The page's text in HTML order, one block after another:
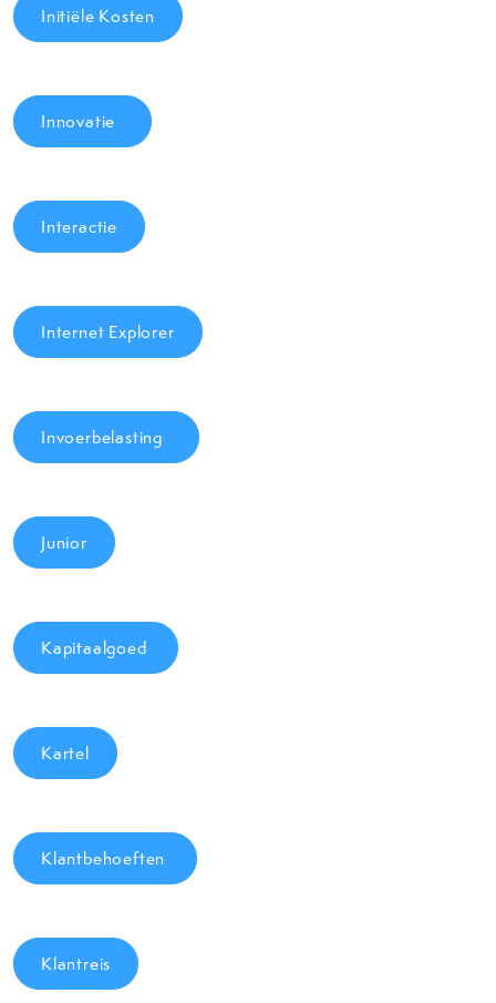
Initiële Kosten
Innovatie
Interactie
Internet Explorer
Invoerbelasting
Junior
Kapitaalgoed
Kartel
Klantbehoeften
Klantreis